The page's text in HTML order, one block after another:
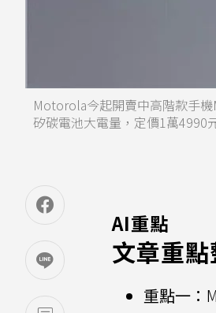
Motorola今起開賣中高階款手
矽碳電池大電量，定價1萬4990
AI重點
文章重點
重點一：